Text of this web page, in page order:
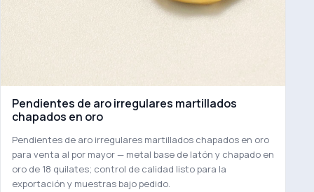
Pendientes de aro irregulares martillados
chapados en oro
Pendientes de aro irregulares martillados chapados en oro
para venta al por mayor — metal base de latón y chapado en
oro de 18 quilates; control de calidad listo para la
exportación y muestras bajo pedido.